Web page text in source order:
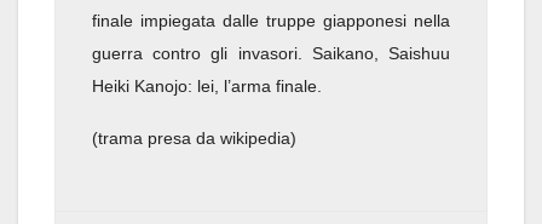
finale impiegata dalle truppe giapponesi nella
guerra contro gli invasori. Saikano, Saishuu
Heiki Kanojo: lei, l’arma finale.
(trama presa da wikipedia)